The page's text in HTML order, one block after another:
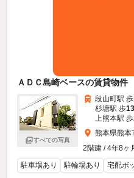
ＡＤＣ島崎ベースの賃貸物件
すべての写真
段山町駅 歩
杉塘駅 歩13
上熊本駅 歩
熊本県熊本
2階建 / 4年8ヶ
駐車場あり
駐輪場あり 宅配ボ